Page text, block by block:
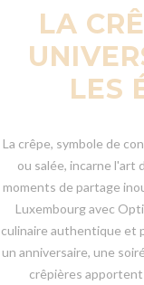
LA
LES
La crêpe, symbole de
ou salée, incarne l'art
moments de partage
Luxembourg avec
culinaire authentique et
un anniversaire, une
crêpières